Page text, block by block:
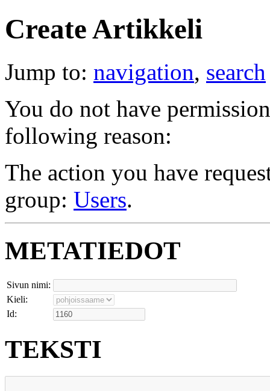
Create Artikkeli
Jump to: navigation, search
You do not have
following reason:
The action you have
group: Users.
METATIEDOT
Sivun nimi:
Kieli:
Id:
TEKSTI